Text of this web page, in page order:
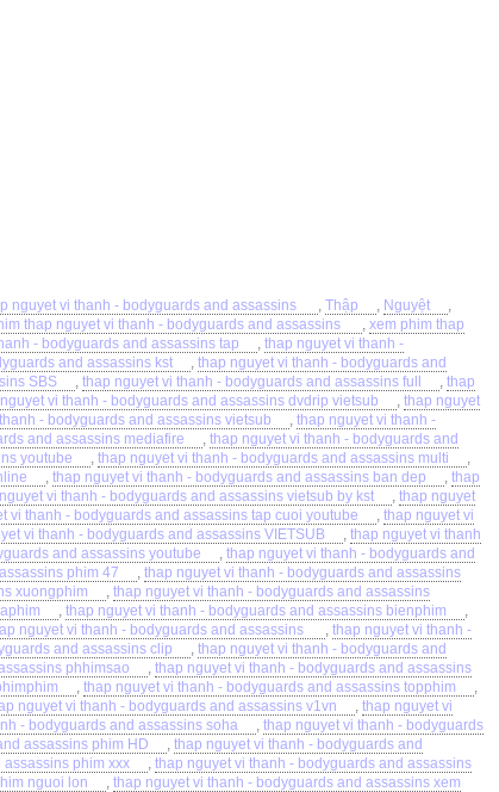
nguyet vi thanh - bodyguards and assassins , Thập , Nguyệt
,
thap nguyet vi thanh - bodyguards and assassins , xem phim thap
- bodyguards and assassins tap , thap nguyet vi thanh -
and assassins kst , thap nguyet vi thanh - bodyguards and
SBS , thap nguyet vi thanh - bodyguards and assassins full , thap
vi thanh - bodyguards and assassins dvdrip vietsub , thap nguyet
- bodyguards and assassins vietsub , thap nguyet vi thanh -
and assassins mediafire , thap nguyet vi thanh - bodyguards and
youtube , thap nguyet vi thanh - bodyguards and assassins multi
,
, thap nguyet vi thanh - bodyguards and assassins ban dep , thap
vi thanh - bodyguards and assassins vietsub by kst , thap nguyet
vi thanh - bodyguards and assassins tap cuoi youtube , thap nguyet vi
vi thanh - bodyguards and assassins VIETSUB , thap nguyet vi thanh
and assassins youtube , thap nguyet vi thanh - bodyguards and
phim 47 , thap nguyet vi thanh - bodyguards and assassins
xuongphim , thap nguyet vi thanh - bodyguards and assassins
, thap nguyet vi thanh - bodyguards and assassins bienphim
,
nguyet vi thanh - bodyguards and assassins , thap nguyet vi thanh -
and assassins clip , thap nguyet vi thanh - bodyguards and
phhimsao , thap nguyet vi thanh - bodyguards and assassins
, thap nguyet vi thanh - bodyguards and assassins topphim
,
nguyet vi thanh - bodyguards and assassins v1vn , thap nguyet vi
- bodyguards and assassins soha , thap nguyet vi thanh - bodyguards
assassins phim HD , thap nguyet vi thanh - bodyguards and
phim xxx , thap nguyet vi thanh - bodyguards and assassins
nguoi lon , thap nguyet vi thanh - bodyguards and assassins xem